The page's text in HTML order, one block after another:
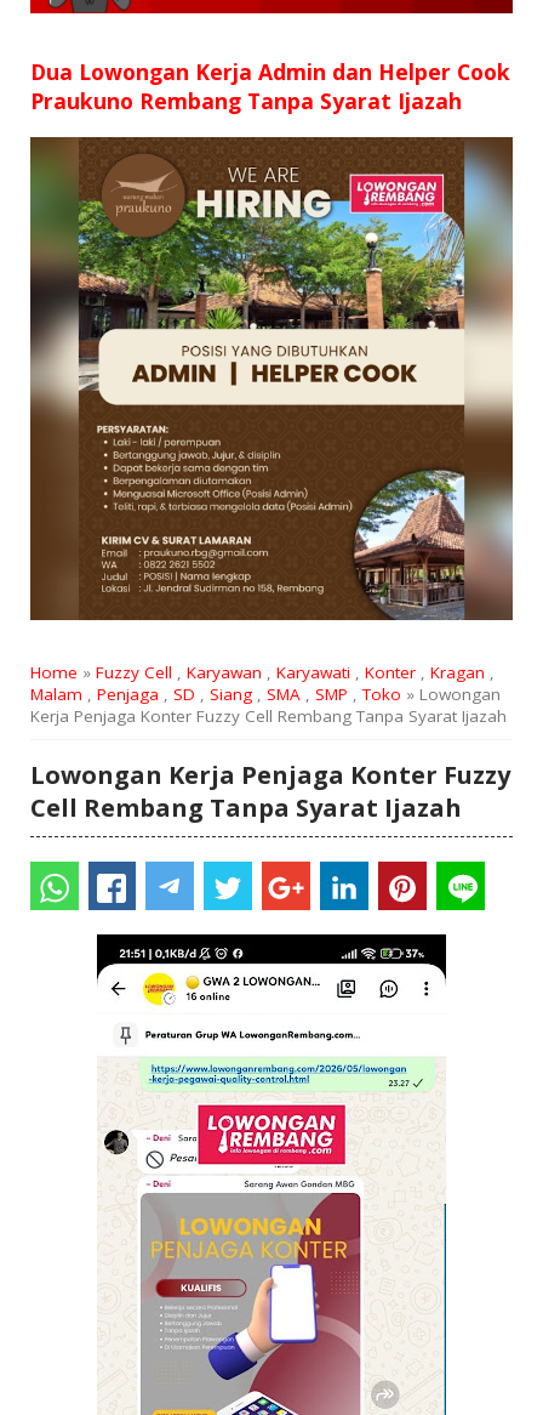
Dua Lowongan Kerja Admin dan Helper Cook
Praukuno Rembang Tanpa Syarat Ijazah
Home » Fuzzy Cell , Karyawan , Karyawati , Konter, Kragan ,
Malam , Penjaga , SD , Siang, SMA, SMP ,Toko » Lowongan
Kerja Penjaga Konter Fuzzy Cell Rembang Tanpa Syarat Ijazah
Lowongan Kerja Penjaga Konter Fuzzy
Cell Rembang Tanpa Syarat Ijazah